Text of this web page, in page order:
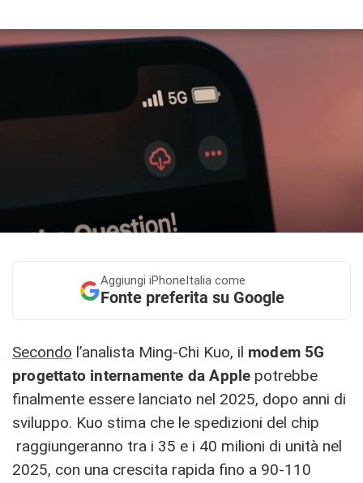
Aggiungi iPhoneItalia come
Fonte preferita su Google
Secondo l’analista Ming-Chi Kuo, il modem 5G
progettato internamente da Apple potrebbe
finalmente essere lanciato nel 2025, dopo anni di
sviluppo. Kuo stima che le spedizioni del chip
raggiungeranno tra i 35 e i 40 milioni di unità nel
2025, con una crescita rapida fino a 90-110